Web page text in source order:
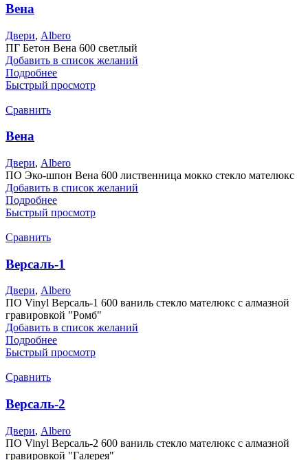
Вена
Двери, Albero
ПГ Бетон Вена 600 светлый
Добавить в список желаний
Подробнее
Быстрый просмотр
Сравнить
Вена
Двери, Albero
ПО Эко-шпон Вена 600 лиственница мокко стекло мателюкс
Добавить в список желаний
Подробнее
Быстрый просмотр
Сравнить
Версаль-1
Двери, Albero
ПО Vinyl Версаль-1 600 ваниль стекло мателюкс с алмазной
гравировкой "Ромб"
Добавить в список желаний
Подробнее
Быстрый просмотр
Сравнить
Версаль-2
Двери, Albero
ПО Vinyl Версаль-2 600 ваниль стекло мателюкс с алмазной
гравировкой "Галерея"